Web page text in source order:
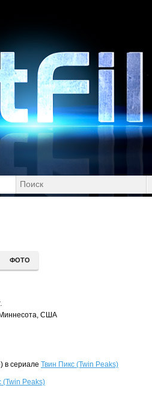
ФОТО
США
в сериале Твин Пикс (Twin Peaks)
(Twin Peaks)